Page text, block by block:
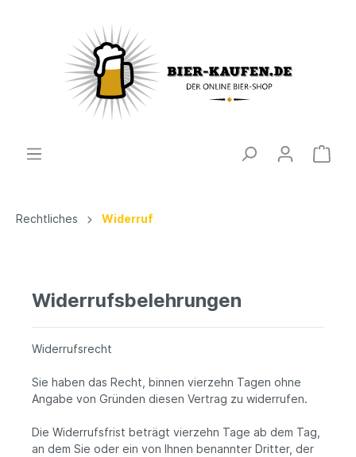
Rechtliches Widerruf
Widerrufsbelehrungen
Widerrufsrecht
Sie haben das Recht, binnen vierzehn Tagen ohne
Angabe von Gründen diesen Vertrag zu widerrufen.
Die Widerrufsfrist beträgt vierzehn Tage ab dem Tag,
an dem Sie oder ein von Ihnen benannter Dritter, der